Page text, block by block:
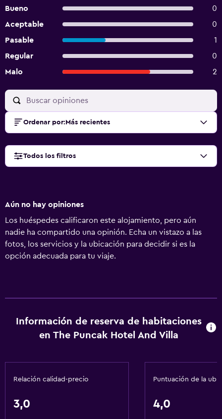
Bueno
0
Aceptable
0
Pasable
1
Regular
0
Malo
2
Ordenar por: Más recientes
Todos los filtros
Aún no hay opiniones
Los huéspedes calificaron este alojamiento, pero aún
nadie ha compartido una opinión. Echa un vistazo a las
fotos, los servicios y la ubicación para decidir si es la
opción adecuada para tu viaje.
Información de reserva de habitaciones
en The Puncak Hotel And Villa
Relación calidad-precio
3,0
Puntuación de la
4,0